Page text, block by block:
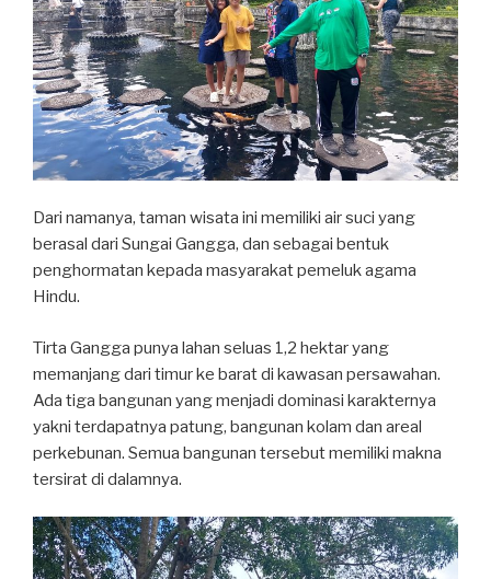
Dari namanya, taman wisata ini memiliki air suci yang
berasal dari Sungai Gangga, dan sebagai bentuk
penghormatan kepada masyarakat pemeluk agama
Hindu.
Tirta Gangga punya lahan seluas 1,2 hektar yang
memanjang dari timur ke barat di kawasan persawahan.
Ada tiga bangunan yang menjadi dominasi karakternya
yakni terdapatnya patung, bangunan kolam dan areal
perkebunan. Semua bangunan tersebut memiliki makna
tersirat di dalamnya.